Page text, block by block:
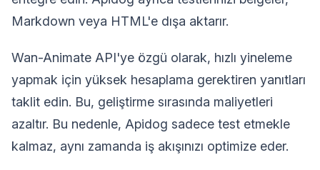
Markdown veya HTML'e dışa aktarır.
Wan-Animate API'ye özgü olarak, hızlı yineleme
yapmak için yüksek hesaplama gerektiren yanıtları
taklit edin. Bu, geliştirme sırasında maliyetleri
azaltır. Bu nedenle, Apidog sadece test etmekle
kalmaz, aynı zamanda iş akışınızı optimize eder.